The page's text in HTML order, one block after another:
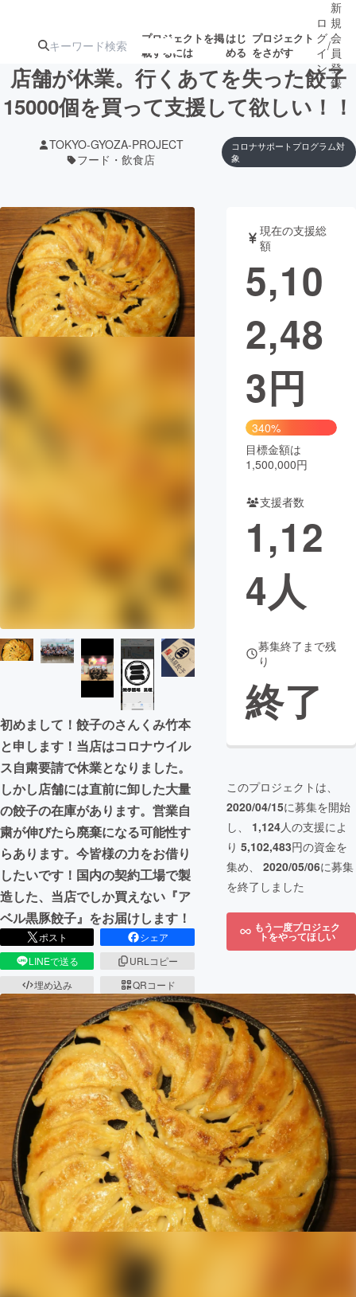
プロジェクトを掲
載するには
はじ
める
プロジェクト
をさがす
ジェクト
ターン
ジェクト
募集終了が近いプ
ロジェクト
もうすぐ公開
されます
アート・写真
テクノロジー・ガジェット
映像・映画 書籍・雑誌
ビジネス・起業 チャレンジ
CAMPFIRE Creation
コミュニティ
ロ
グ
イ
ン
/
新
規
会
員
登
録
店舗が休業。行くあてを失った餃子
15000個を買って支援して欲しい！！
TOKYO-GYOZA-PROJECT
フード・飲食店
コロナサポートプログラム対
象
初めまして！餃子のさんくみ竹本
と申します！当店はコロナウイル
ス自粛要請で休業となりました。
しかし店舗には直前に卸した大量
の餃子の在庫があります。営業自
粛が伸びたら廃棄になる可能性す
らあります。今皆様の力をお借り
したいです！国内の契約工場で製
造した、当店でしか買えない『ア
ベル黒豚餃子』をお届けします！
ポスト
シェア
LINEで送る
URLコピー
埋め込み
QRコード
現在の支援総
額
5,10
2,48
3円
340%
目標金額は
1,500,000円
支援者数
1,12
4人
募集終了まで残
り
終了
このプロジェクトは、
2020/04/15に募集を開始
し、 1,124人の支援によ
り 5,102,483円の資金を
集め、 2020/05/06に募集
を終了しました
もう一度プロジェク
トをやってほしい